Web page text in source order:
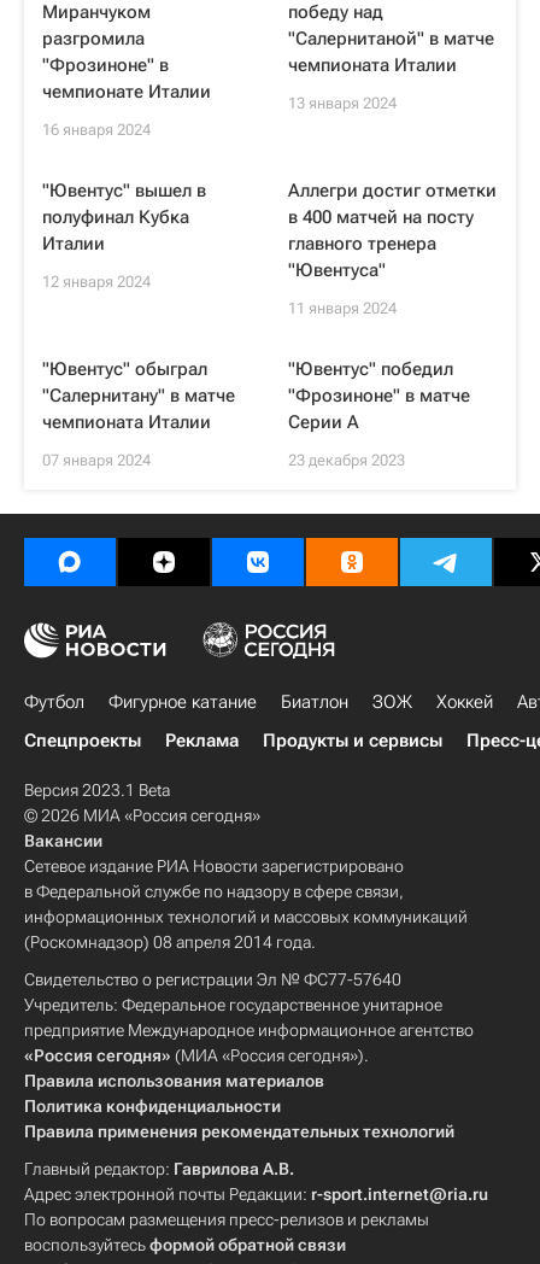
Миранчуком
разгромила
"Фрозиноне" в
чемпионате Италии
16 января 2024
победу над
"Салернитаной" в матче
чемпионата Италии
13 января 2024
"Ювентус" вышел в
полуфинал Кубка
Италии
12 января 2024
Аллегри достиг отметки
в 400 матчей на посту
главного тренера
"Ювентуса"
11 января 2024
"Ювентус" обыграл
"Салернитану" в матче
чемпионата Италии
07 января 2024
"Ювентус" победил
"Фрозиноне" в матче
Серии А
23 декабря 2023
Футбол Фигурное катание Биатлон ЗОЖ Хоккей
Спецпроекты
Реклама Продукты и сервисы Пресс-
Версия 2023.1 Beta
© 2026 МИА «Россия сегодня»
Вакансии
Сетевое издание РИА Новости зарегистрировано
в Федеральной службе по надзору в сфере связи,
информационных технологий и массовых коммуникаций
(Роскомнадзор) 08 апреля 2014 года.
Свидетельство о регистрации Эл № ФС77-57640
Учредитель: Федеральное государственное унитарное
предприятие Международное информационное агентство
«Россия сегодня» (МИА «Россия сегодня»).
Правила использования материалов
Политика конфиденциальности
Правила применения рекомендательных технологий
Главный редактор: Гаврилова А.В.
Адрес электронной почты Редакции: r-sport.internet@ria.ru
По вопросам размещения пресс-релизов и рекламы
воспользуйтесьформой обратной связи